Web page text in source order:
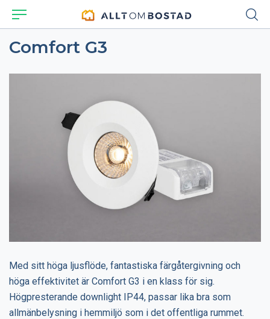
Comfort G3
Med sitt höga ljusflöde, fantastiska färgåtergivning och
höga effektivitet är Comfort G3 i en klass för sig.
Högpresterande downlight IP44, passar lika bra som
allmänbelysning i hemmiljö som i det offentliga rummet.